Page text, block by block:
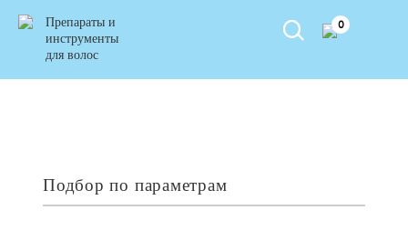
Препараты и
инструменты
для волос
0
Подбор по параметрам